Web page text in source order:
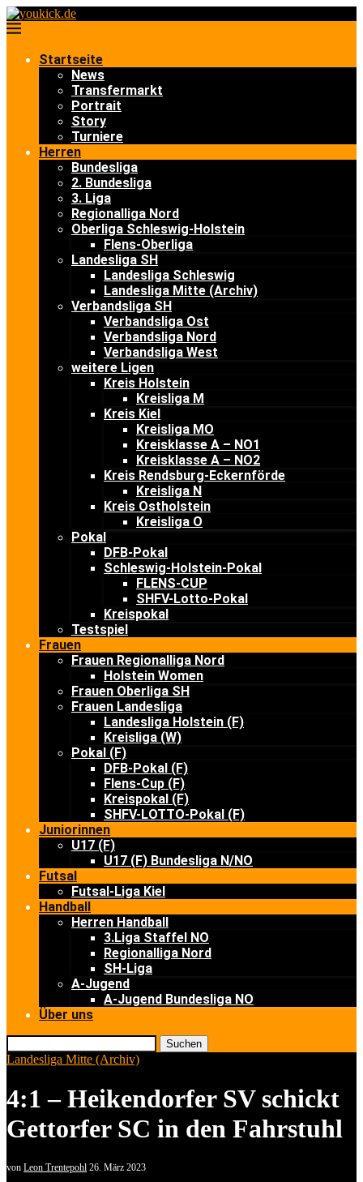
Startseite
News
Transfermarkt
Portrait
Story
Turniere
Herren
Bundesliga
2. Bundesliga
3. Liga
Regionalliga Nord
Oberliga Schleswig-Holstein
Flens-Oberliga
Landesliga SH
Landesliga Schleswig
Landesliga Mitte (Archiv)
Verbandsliga SH
Verbandsliga Ost
Verbandsliga Nord
Verbandsliga West
weitere Ligen
Kreis Holstein
Kreisliga M
Kreis Kiel
Kreisliga MO
Kreisklasse A – NO1
Kreisklasse A – NO2
Kreis Rendsburg-Eckernförde
Kreisliga N
Kreis Ostholstein
Kreisliga O
Pokal
DFB-Pokal
Schleswig-Holstein-Pokal
FLENS-CUP
SHFV-Lotto-Pokal
Kreispokal
Testspiel
Frauen
Frauen Regionalliga Nord
Holstein Women
Frauen Oberliga SH
Frauen Landesliga
Landesliga Holstein (F)
Kreisliga (W)
Pokal (F)
DFB-Pokal (F)
Flens-Cup (F)
Kreispokal (F)
SHFV-LOTTO-Pokal (F)
Juniorinnen
U17 (F)
U17 (F) Bundesliga N/NO
Futsal
Futsal-Liga Kiel
Handball
Herren Handball
3.Liga Staffel NO
Regionalliga Nord
SH-Liga
A-Jugend
A-Jugend Bundesliga NO
Über uns
Suchen
Landesliga Mitte (Archiv)
4:1 – Heikendorfer SV schickt
Gettorfer SC in den Fahrstuhl
von Leon Trentepohl 26. März 2023